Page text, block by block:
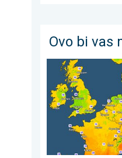
Ovo bi vas
Predah od